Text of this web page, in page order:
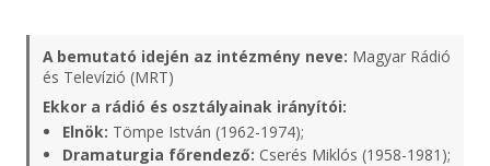
A bemutató idején az intézmény neve: Magyar Rádió
és Televízió (MRT)
Ekkor a rádió és osztályainak irányítói:
Elnök: Tömpe István (1962-1974);
Dramaturgia főrendező: Cserés Miklós (1958-1981);